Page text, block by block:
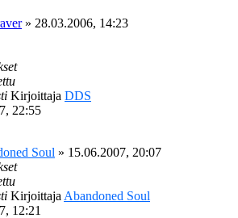
» 28.03.2006, 14:23
Kirjoittaja DDS
22:55
Soul » 15.06.2007, 20:07
Kirjoittaja Abandoned Soul
12:21